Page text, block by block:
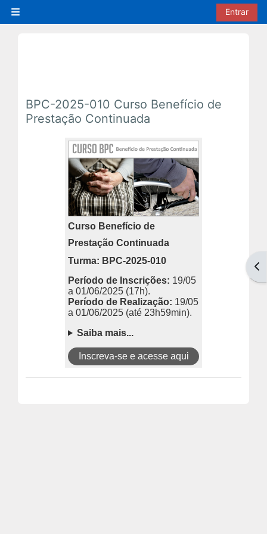
Painel lateral
Entrar
BPC-2025-010 Curso Benefício de
Prestação Continuada
Curso Benefício de
Prestação Continuada
Turma: BPC-2025-010
Período de Inscrições: 19/05
a 01/06/2025 (17h).
Período de Realização: 19/05
a 01/06/2025 (até 23h59min).
Saiba mais...
Inscreva-se e acesse aqui